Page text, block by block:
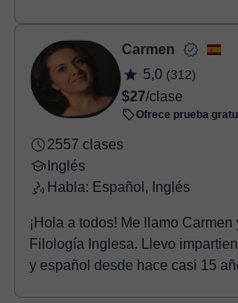
Carmen
5,0 (312)
$27/clase
Ofrece prueba
2557 clases
Inglés
Habla: Español, Inglés
¡Hola a todos! Me llamo Carmen y soy licenciada en
Filología Inglesa. Llevo
y español desde hace casi 15